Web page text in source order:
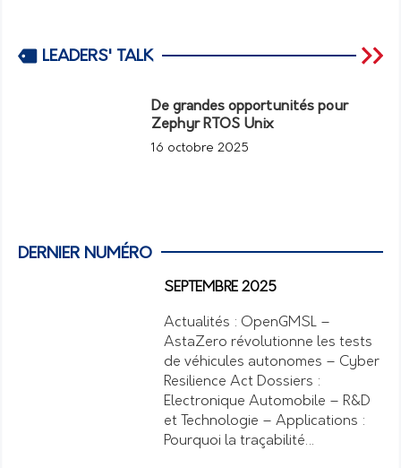
LEADERS' TALK
De grandes opportunités pour
Zephyr RTOS Unix
16 octobre 2025
DERNIER NUMÉRO
SEPTEMBRE 2025
Actualités : OpenGMSL –
AstaZero révolutionne les tests
de véhicules autonomes – Cyber
Resilience Act Dossiers :
Electronique Automobile – R&D
et Technologie – Applications :
Pourquoi la traçabilité…